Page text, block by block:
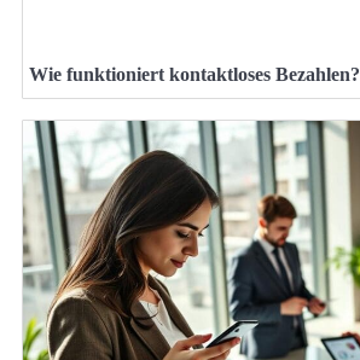
Wie funktioniert kontaktloses Bezahlen?